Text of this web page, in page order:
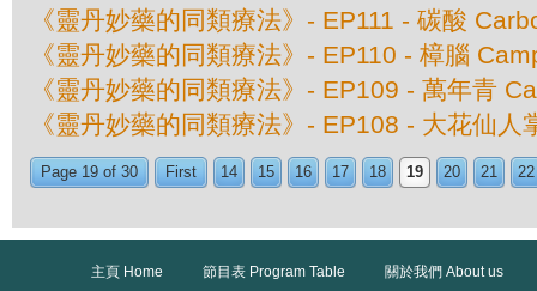
《靈丹妙藥的同類療法》- EP111 - 碳酸
《靈丹妙藥的同類療法》- EP110 - 樟腦
《靈丹妙藥的同類療法》- EP109 - 萬年青
《靈丹妙藥的同類療法》- EP108 - 大花仙
Page 19 of 30 First 14 15 16 17 18 19 20 21 22
主頁 Home 節目表 Program Table
關於我們 About us